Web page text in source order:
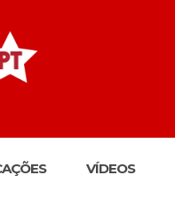
VÍDEOS